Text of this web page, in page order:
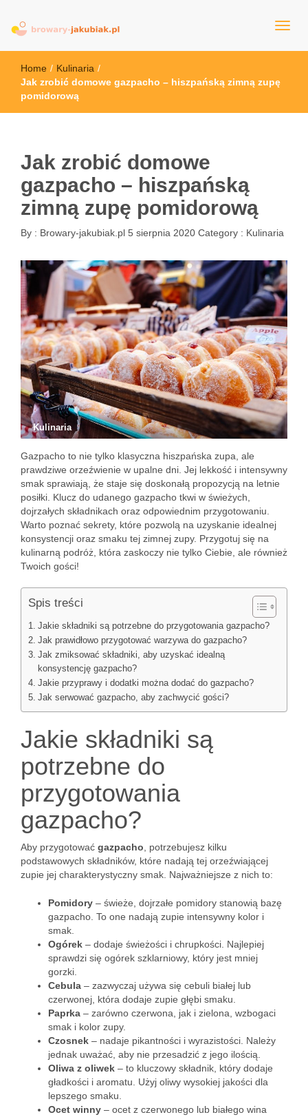
browary-jakubiak.pl
Home / Kulinaria /
Jak zrobić domowe gazpacho – hiszpańską zimną zupę
pomidorową
Jak zrobić domowe
gazpacho – hiszpańską
zimną zupę pomidorową
By : Browary-jakubiak.pl 5 sierpnia 2020 Category : Kulinaria
Kulinaria
Gazpacho to nie tylko klasyczna hiszpańska zupa, ale
prawdziwe orzeźwienie w upalne dni. Jej lekkość i intensywny
smak sprawiają, że staje się doskonałą propozycją na letnie
posiłki. Klucz do udanego gazpacho tkwi w świeżych,
dojrzałych składnikach oraz odpowiednim przygotowaniu.
Warto poznać sekrety, które pozwolą na uzyskanie idealnej
konsystencji oraz smaku tej zimnej zupy. Przygotuj się na
kulinarną podróż, która zaskoczy nie tylko Ciebie, ale również
Twoich gości!
Spis treści
Jakie składniki są potrzebne do przygotowania gazpacho?
Jak prawidłowo przygotować warzywa do gazpacho?
Jak zmiksować składniki, aby uzyskać idealną
konsystencję gazpacho?
Jakie przyprawy i dodatki można dodać do gazpacho?
Jak serwować gazpacho, aby zachwycić gości?
Jakie składniki są
potrzebne do
przygotowania
gazpacho?
Aby przygotować gazpacho , potrzebujesz kilku
podstawowych składników, które nadają tej orzeźwiającej
zupie jej charakterystyczny smak. Najważniejsze z nich to:
Pomidory – świeże, dojrzałe pomidory stanowią bazę
gazpacho. To one nadają zupie intensywny kolor i
smak.
Ogórek – dodaje świeżości i chrupkości. Najlepiej
sprawdzi się ogórek szklarniowy, który jest mniej
gorzki.
Cebula – zazwyczaj używa się cebuli białej lub
czerwonej, która dodaje zupie głębi smaku.
Paprka – zarówno czerwona, jak i zielona, wzbogaci
smak i kolor zupy.
Czosnek – nadaje pikantności i wyrazistości. Należy
jednak uważać, aby nie przesadzić z jego ilością.
Oliwa z oliwek – to kluczowy składnik, który dodaje
gładkości i aromatu. Użyj oliwy wysokiej jakości dla
lepszego smaku.
Ocet winny – ocet z czerwonego lub białego wina